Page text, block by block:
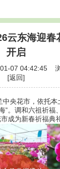
云东海迎春
开启
07 04:42:45 浏
[返回]
央花市，依托本
”。调和六祖祈福
成为新春祈福典